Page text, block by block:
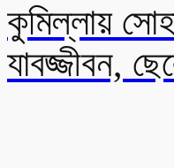
কুমিল্লায়
যাবজ্জীবন,